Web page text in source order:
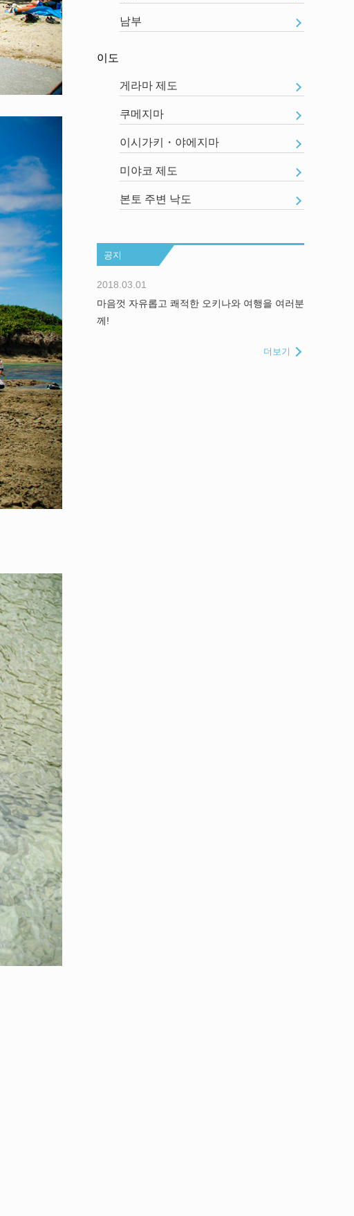
남부
이도
게라마 제도
쿠메지마
이시가키・야에지마
미야코 제도
본토 주변 낙도
공지
2018.03.01
마음껏 자유롭고 쾌적한 오키나와 여행을 여러분
께!
더보기